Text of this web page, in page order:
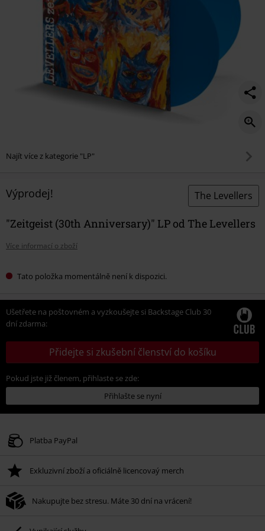
Najít více z kategorie "LP"
Výprodej! The Levellers
"Zeitgeist (30th Anniversary)" LP od The Levellers
Více informací o zboží
Tato položka momentálně není k dispozici.
Ušetřete na poštovném a vyzkoušejte si Backstage Club 30
dní zdarma:
Přidejte si zkušební členství do košíku
Pokud jste již členem, přihlaste se zde:
Přihlašte se nyní
Platba PayPal
Exkluzivní zboží a oficiálně licencovaý merch
Nakupujte bez stresu. Máte 30 dní na vrácení!